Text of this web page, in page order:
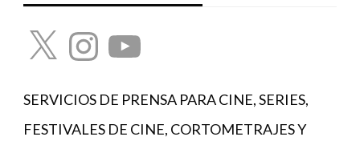
X InstagramYouTube
SERVICIOS DE PRENSA PARA CINE, SERIES,
FESTIVALES DE CINE, CORTOMETRAJES Y